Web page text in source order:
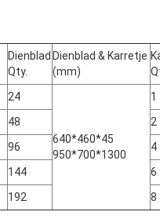
Dienblad
Qty.
Dienblad & Karretje
(mm)
24
640*460*45
950*700*1300
1
48 2
96 4
144 6
192 8